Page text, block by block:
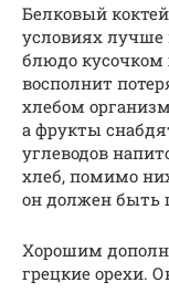
Белковый
условиях
блюдо кусочком
восполнит
хлебом
а фрукты
углеводов
хлеб, помимо
он должен быть
Хорошим
грецкие орехи.